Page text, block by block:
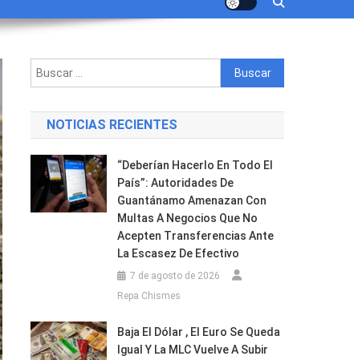
Buscar:
NOTICIAS RECIENTES
“Deberían Hacerlo En Todo El
País”: Autoridades De
Guantánamo Amenazan Con
Multas A Negocios Que No
Acepten Transferencias Ante
La Escasez De Efectivo
7 de agosto de 2026
Repa Chismes
Baja El Dólar , El Euro Se Queda
Igual Y La MLC Vuelve A Subir